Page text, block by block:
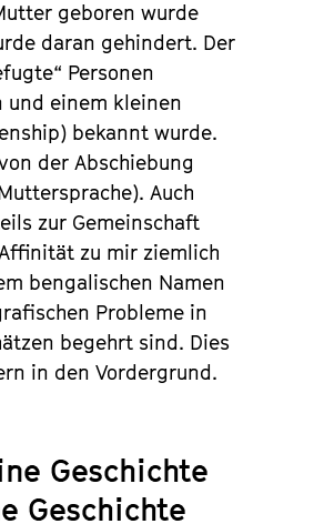
geboren wurde
daran gehindert. Der
Personen
und einem kleinen
bekannt wurde.
der Abschiebung
Auch
zur Gemeinschaft
zu mir ziemlich
bengalischen Namen
Probleme in
begehrt sind. Dies
in den Vordergrund.
Geschichte
Geschichte